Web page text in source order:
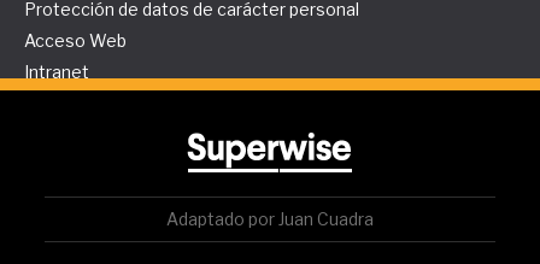
Protección de datos de carácter personal
Acceso Web
Intranet
Adaptado por Juan Cuadra